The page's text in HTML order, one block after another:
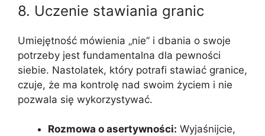
8. Uczenie stawiania granic
Umiejętność mówienia „nie” i dbania o swoje
potrzeby jest fundamentalna dla pewności
siebie. Nastolatek, który potrafi stawiać granice,
czuje, że ma kontrolę nad swoim życiem i nie
pozwala się wykorzystywać.
Rozmowa o asertywności: Wyjaśnijcie,